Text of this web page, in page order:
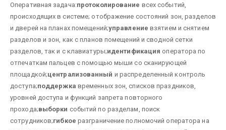
Оперативная задача:протоколирование всех событий,
происходящих в системе; отображение состояний зон, разделов
и дверей на планах помещений;управление взятием и снятием
разделов и зон, как с планов помещений и сводной сетки
разделов, так и с клавиатуры;идентификация оператора по
отпечаткам пальцев с помощью мыши со сканирующей
площадкой;централизованный и распределенный контроль
доступа;поддержка временных зон, списков праздников,
уровней доступа и функций запрета повторного
прохода;выборки событий по разделам, поиск
сотрудников;гибкое разграничение полномочий оператора на